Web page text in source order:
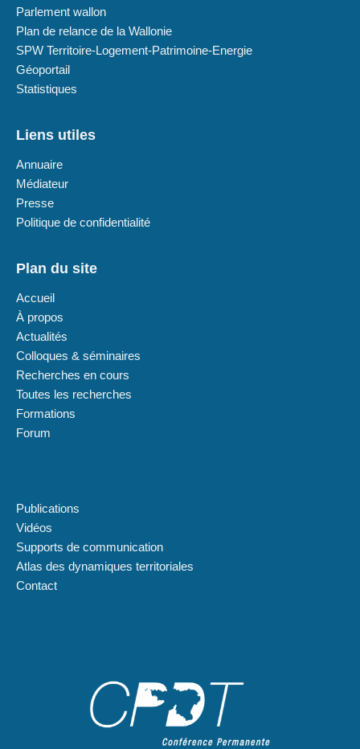
Parlement wallon
Plan de relance de la Wallonie
SPW Territoire-Logement-Patrimoine-Energie
Géoportail
Statistiques
Liens utiles
Annuaire
Médiateur
Presse
Politique de confidentialité
Plan du site
Accueil
À propos
Actualités
Colloques & séminaires
Recherches en cours
Toutes les recherches
Formations
Forum
Publications
Vidéos
Supports de communication
Atlas des dynamiques territoriales
Contact